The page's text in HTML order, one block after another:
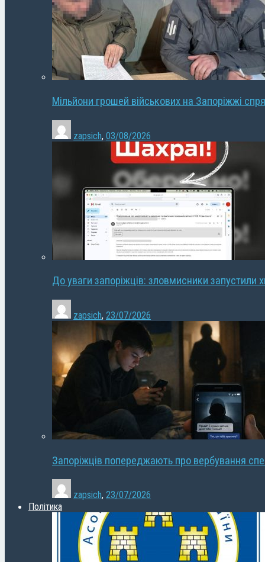
Мільйони грошей військових на Запоріжжі
zapsich, 03/08/2026
До уваги запоріжців: зловмисники запустили
zapsich, 23/07/2026
Запоріжців попереджають про вербування
zapsich, 23/07/2026
Політика